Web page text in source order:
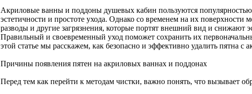
Акриловые ванны и поддоны душевых кабин пользуются популярностью
эстетичности и простоте ухода. Однако со временем на их поверхности
разводы и другие загрязнения, которые портят внешний вид и снижают
Правильный и своевременный уход поможет сохранить их
этой статье мы расскажем, как безопасно и эффективно удалить пятна с
Причины появления пятен на акриловых ваннах и поддонах
Перед тем как перейти к методам чистки, важно понять, что вызывает